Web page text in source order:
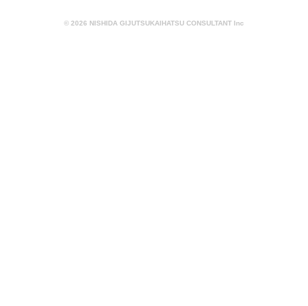
© 2026 NISHIDA GIJUTSUKAIHATSU CONSULTANT Inc